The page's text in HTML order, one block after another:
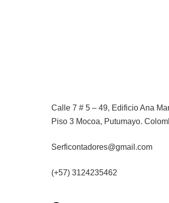
Calle 7 # 5 – 49, Edificio Ana
Piso 3 Mocoa, Putumayo.
Serficontadores@gmail.com
(+57) 3124235462